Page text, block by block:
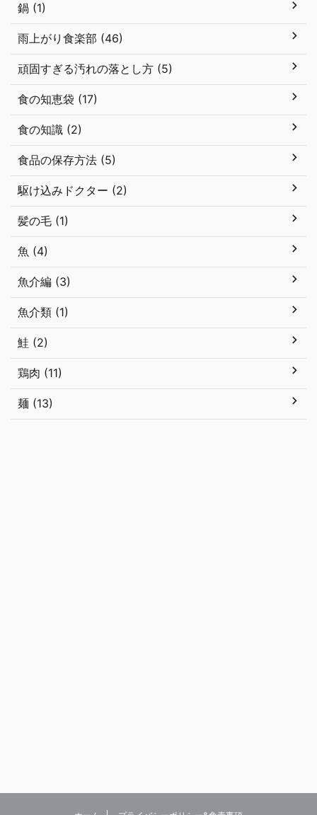
鍋 (1)
雨上がり食楽部 (46)
頑固すぎる汚れの落とし方 (5)
食の知恵袋 (17)
食の知識 (2)
食品の保存方法 (5)
駆け込みドクター (2)
髪の毛 (1)
魚 (4)
魚介編 (3)
魚介類 (1)
鮭 (2)
鶏肉 (11)
麺 (13)